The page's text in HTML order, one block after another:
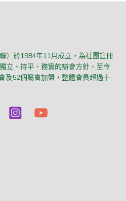
）於1984年11月成立，為社團註冊
立、持平、務實的辦會方針，至今
及52個屬會加盟，整體會員超過十